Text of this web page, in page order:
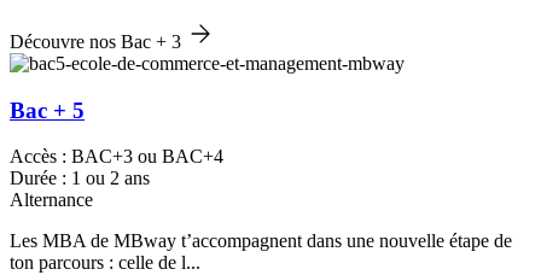
Découvre nos Bac + 3
Bac + 5
Accès : BAC+3 ou BAC+4
Durée : 1 ou 2 ans
Alternance
Les MBA de MBway t’accompagnent dans une nouvelle étape de
ton parcours : celle de l...